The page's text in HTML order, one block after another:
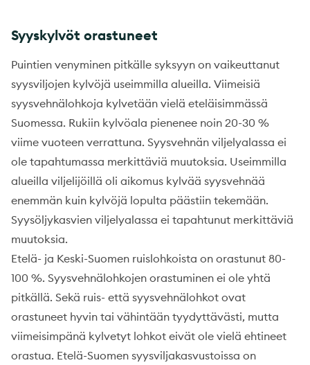
Syyskylvöt orastuneet
Puintien venyminen pitkälle syksyyn on vaikeuttanut
syysviljojen kylvöjä useimmilla alueilla. Viimeisiä
syysvehnälohkoja kylvetään vielä eteläisimmässä
Suomessa. Rukiin kylvöala pienenee noin 20-30 %
viime vuoteen verrattuna. Syysvehnän viljelyalassa ei
ole tapahtumassa merkittäviä muutoksia. Useimmilla
alueilla viljelijöillä oli aikomus kylvää syysvehnää
enemmän kuin kylvöjä lopulta päästiin tekemään.
Syysöljykasvien viljelyalassa ei tapahtunut merkittäviä
muutoksia.
Etelä- ja Keski-Suomen ruislohkoista on orastunut 80-
100 %. Syysvehnälohkojen orastuminen ei ole yhtä
pitkällä. Sekä ruis- että syysvehnälohkot ovat
orastuneet hyvin tai vähintään tyydyttävästi, mutta
viimeisimpänä kylvetyt lohkot eivät ole vielä ehtineet
orastua. Etelä-Suomen syysviljakasvustoissa on